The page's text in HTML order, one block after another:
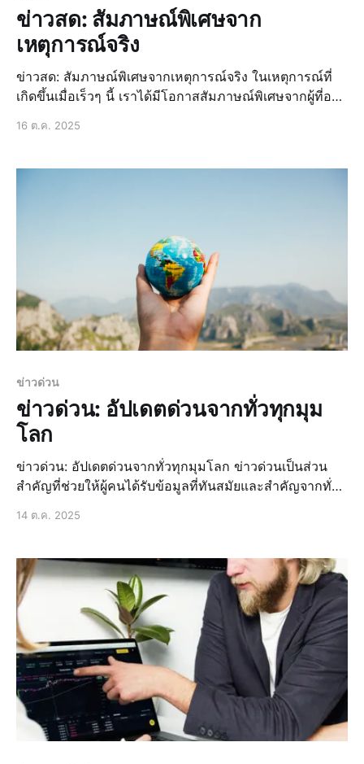
ข่าวสด: สัมภาษณ์พิเศษจาก
เหตุการณ์จริง
ข่าวสด: สัมภาษณ์พิเศษจากเหตุการณ์จริง ในเหตุการณ์ที่
เกิดขึ้นเมื่อเร็วๆ นี้ เราได้มีโอกาสสัมภาษณ์พิเศษจากผู้ที่อยู่
ข่าวสดที่เรานำเสนอในวันนี้จึงเป็นข้อมู
16 ต.ค. 2025
ข่าวด่วน
ข่าวด่วน: อัปเดตด่วนจากทั่วทุกมุม
โลก
ข่าวด่วน: อัปเดตด่วนจากทั่วทุกมุมโลก ข่าวด่วนเป็นส่วน
สำคัญที่ช่วยให้ผู้คนได้รับข้อมูลที่ทันสมัยและสำคัญจากทั่ว
14 ต.ค. 2025